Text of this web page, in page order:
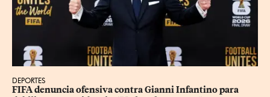
DEPORTES
FIFA denuncia ofensiva contra Gianni Infantino para